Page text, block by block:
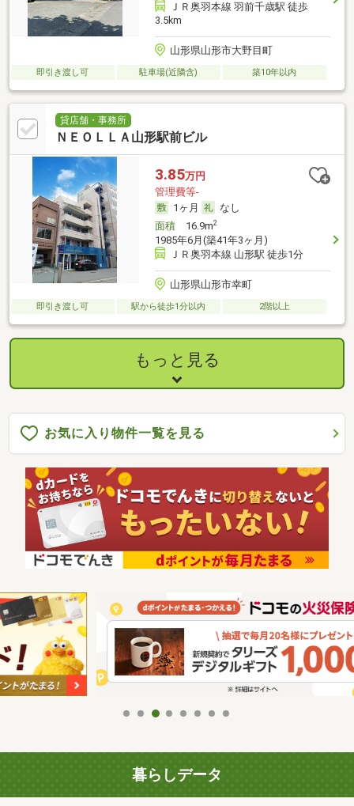
ＪＲ奥羽本線 羽前千歳駅 徒歩
3.5km
山形県山形市大野目町
即引き渡し可 駐車場(近隣含) 築10年以内
貸店舗・事務所
ＮＥＯＬＬＡ山形駅前ビル
3.85万円
管理費等-
1ヶ月
なし
面積16.9m2
1985年6月(築41年3ヶ月)
ＪＲ奥羽本線 山形駅 徒歩1分
山形県山形市幸町
即引き渡し可 駅から徒歩1分以内 2階以上
もっと見る
お気に入り物件一覧を見る
暮らしデータ